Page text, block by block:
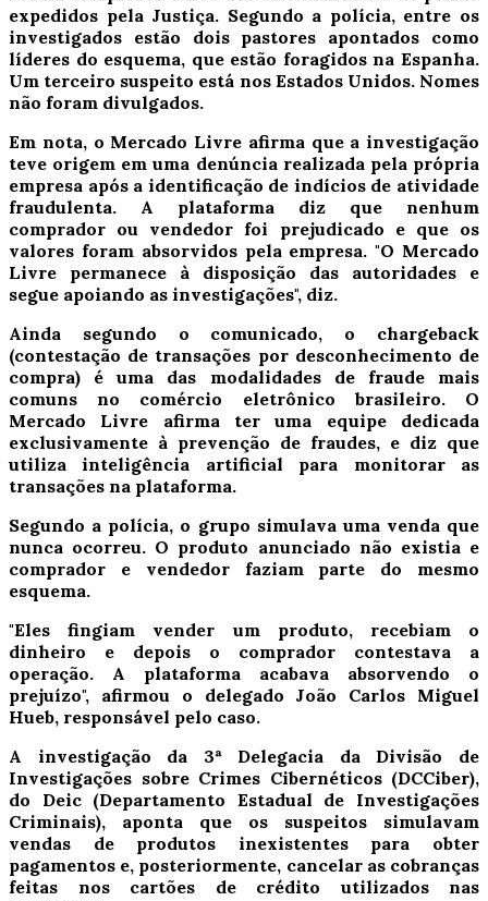
expedidos pela Justiça. Segundo a polícia, entre os
investigados estão dois pastores apontados como
líderes do esquema, que estão foragidos na Espanha.
Um terceiro suspeito está nos Estados Unidos. Nomes
não foram divulgados.
Em nota, o Mercado Livre afirma que a investigação
teve origem em uma denúncia realizada pela própria
empresa após a identificação de indícios de atividade
fraudulenta. A plataforma diz que nenhum
comprador ou vendedor foi prejudicado e que os
valores foram absorvidos pela empresa. "O Mercado
Livre permanece à disposição das autoridades e
segue apoiando as investigações", diz.
Ainda segundo o comunicado, o chargeback
(contestação de transações por desconhecimento de
compra) é uma das modalidades de fraude mais
comuns no comércio eletrônico brasileiro. O
Mercado Livre afirma ter uma equipe dedicada
exclusivamente à prevenção de fraudes, e diz que
utiliza inteligência artificial para monitorar as
transações na plataforma.
Segundo a polícia, o grupo simulava uma venda que
nunca ocorreu. O produto anunciado não existia e
comprador e vendedor faziam parte do mesmo
esquema.
"Eles fingiam vender um produto, recebiam o
dinheiro e depois o comprador contestava a
operação. A plataforma acabava absorvendo o
prejuízo", afirmou o delegado João Carlos Miguel
Hueb, responsável pelo caso.
A investigação da 3ª Delegacia da Divisão de
Investigações sobre Crimes Cibernéticos (DCCiber),
do Deic (Departamento Estadual de Investigações
Criminais), aponta que os suspeitos simulavam
vendas de produtos inexistentes para obter
pagamentos e, posteriormente, cancelar as cobranças
feitas nos cartões de crédito utilizados nas